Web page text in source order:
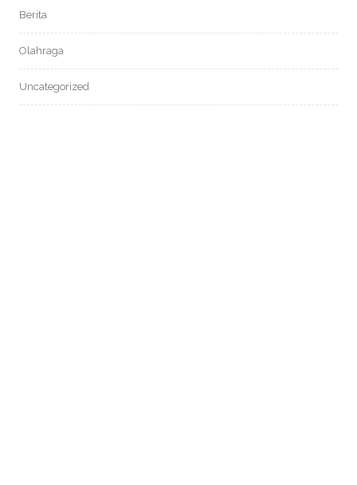
Berita
Olahraga
Uncategorized